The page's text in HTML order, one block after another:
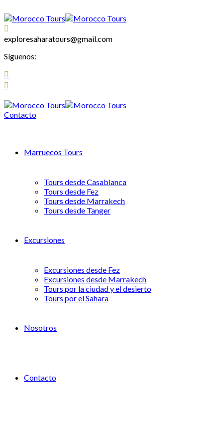
exploresaharatours@gmail.com
Síguenos:
Contacto
Marruecos Tours
Tours desde Casablanca
Tours desde Fez
Tours desde Marrakech
Tours desde Tanger
Excursiones
Excursiones desde Fez
Excursiones desde Marrakech
Tours por la ciudad y el desierto
Tours por el Sahara
Nosotros
Contacto